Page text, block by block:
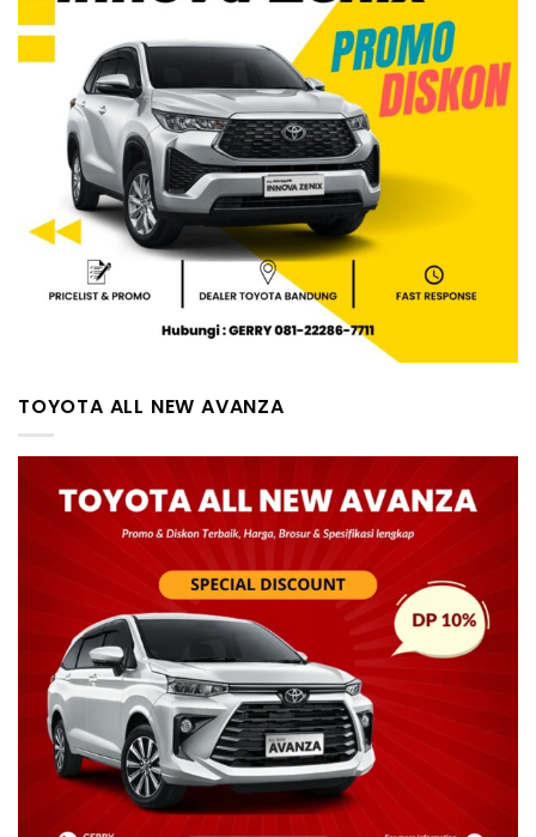
TOYOTA ALL NEW AVANZA